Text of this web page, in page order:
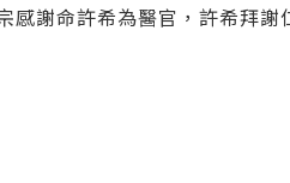
感謝命許希為醫官，許希拜